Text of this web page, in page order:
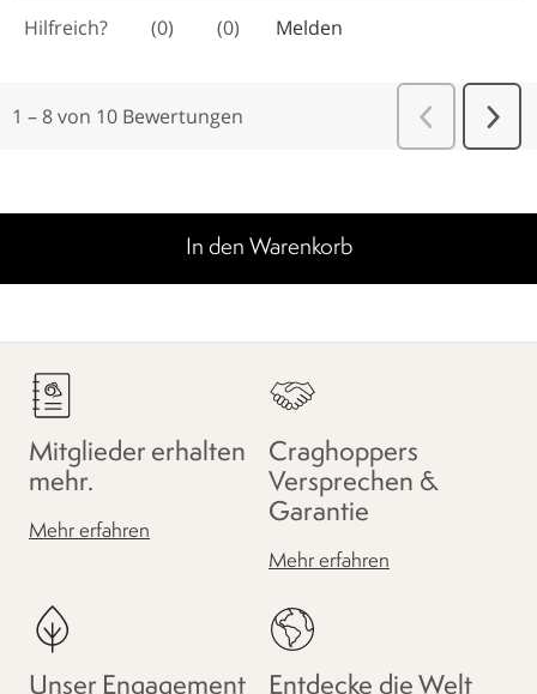
In den Warenkorb
Mitglieder erhalten
mehr.
Mehr erfahren
Craghoppers
Versprechen &
Garantie
Mehr erfahren
Unser Engagement
Entdecke die Welt